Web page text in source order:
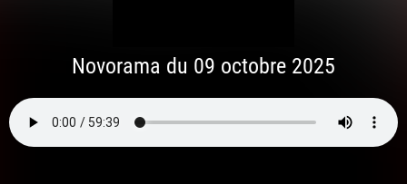
Novorama du 09 octobre 2025